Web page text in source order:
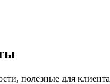
полезные для клиента